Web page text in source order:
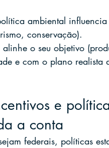
ambiental
conservação).
o seu objetivo
e com o plano realista
e
a conta
federais, políticas